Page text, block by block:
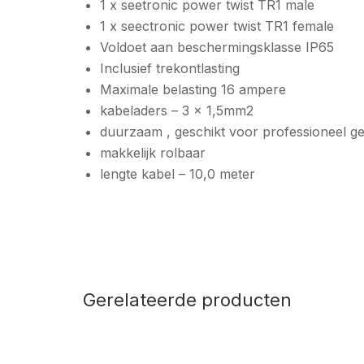
1 x seetronic power twist TR1 male
1 x seectronic power twist TR1 female
Voldoet aan beschermingsklasse IP65
Inclusief trekontlasting
Maximale belasting 16 ampere
kabeladers – 3 x 1,5mm2
duurzaam , geschikt voor professioneel
makkelijk rolbaar
lengte kabel – 10,0 meter
Gerelateerde producten